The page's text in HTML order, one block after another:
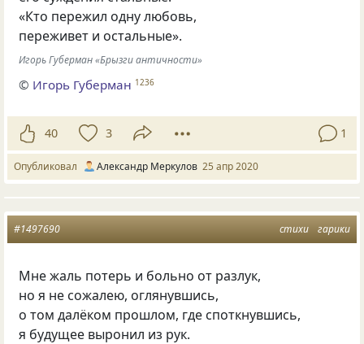
«Кто пережил одну любовь,
переживет и остальные».
Игорь Губерман «Брызги античности»
© Игорь Губерман 1236
40 3 1
Опубликовал Александр Меркулов 25 апр 2020
стихи гарики
#1497690
Мне жаль потерь и больно от разлук,
но я не сожалею, оглянувшись,
о том далёком прошлом, где споткнувшись,
я будущее выронил из рук.